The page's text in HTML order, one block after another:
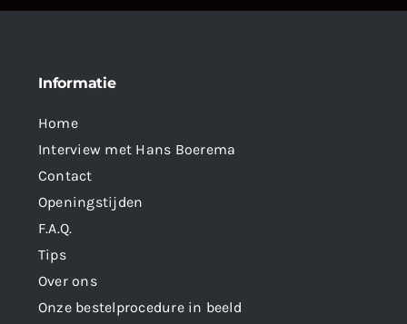
Informatie
Home
Interview met Hans Boerema
Contact
Openingstijden
F.A.Q.
Tips
Over ons
Onze bestelprocedure in beeld